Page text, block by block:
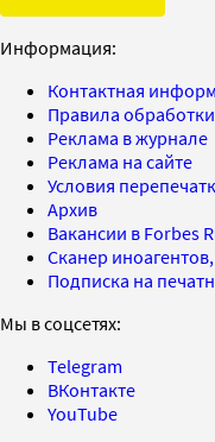
Информация:
Контактная
Правила обработки
Реклама в журнале
Реклама на сайте
Условия
Архив
Вакансии в Forbes
Сканер
Подписка на
Мы в соцсетях:
Telegram
ВКонтакте
YouTube